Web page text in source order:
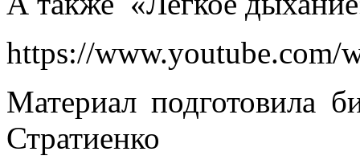
https://www.youtube.com/
Материал подготовила
Стратиенко